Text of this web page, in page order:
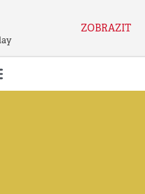
ZOBRAZIT